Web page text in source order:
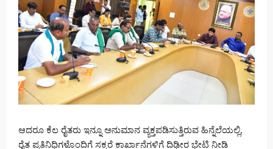
ಆದರೂ ಕೆಲ ರೈತರು ಇನ್ನೂ ಅನುಮಾನ ವ್ಯಕ್ತಪಡಿಸುತ್ತಿರುವ ಹಿನ್ನೆಲೆಯಲ್ಲಿ,
ರೈತ ಪ್ರತಿನಿಧಿಗಳೊಂದಿಗೆ ಸಕ್ಕರೆ ಕಾರ್ಖಾನೆಗಳಿಗೆ ದಿಢೀರ ಭೇಟಿ ನೀಡಿ